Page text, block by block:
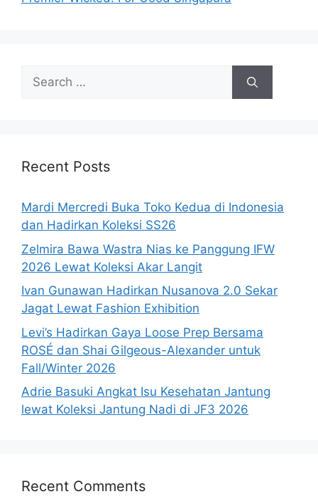
Search
for:
Recent Posts
Mardi Mercredi Buka Toko Kedua di Indonesia
dan Hadirkan Koleksi SS26
Zelmira Bawa Wastra Nias ke Panggung IFW
2026 Lewat Koleksi Akar Langit
Ivan Gunawan Hadirkan Nusanova 2.0 Sekar
Jagat Lewat Fashion Exhibition
Levi’s Hadirkan Gaya Loose Prep Bersama
ROSÉ dan Shai Gilgeous-Alexander untuk
Fall/Winter 2026
Adrie Basuki Angkat Isu Kesehatan Jantung
lewat Koleksi Jantung Nadi di JF3 2026
Recent Comments